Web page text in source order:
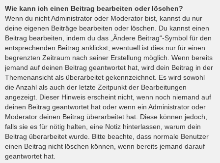
Wie kann ich einen Beitrag bearbeiten oder löschen?
Wenn du nicht Administrator oder Moderator bist, kannst du nur
deine eigenen Beiträge bearbeiten oder löschen. Du kannst einen
Beitrag bearbeiten, indem du das „Ändere Beitrag“-Symbol für den
entsprechenden Beitrag anklickst; eventuell ist dies nur für einen
begrenzten Zeitraum nach seiner Erstellung möglich. Wenn bereits
jemand auf deinen Beitrag geantwortet hat, wird dein Beitrag in der
Themenansicht als überarbeitet gekennzeichnet. Es wird sowohl
die Anzahl als auch der letzte Zeitpunkt der Bearbeitungen
angezeigt. Dieser Hinweis erscheint nicht, wenn noch niemand auf
deinen Beitrag geantwortet hat oder wenn ein Administrator oder
Moderator deinen Beitrag überarbeitet hat. Diese können jedoch,
falls sie es für nötig halten, eine Notiz hinterlassen, warum dein
Beitrag überarbeitet wurde. Bitte beachte, dass normale Benutzer
einen Beitrag nicht löschen können, wenn bereits jemand darauf
geantwortet hat.